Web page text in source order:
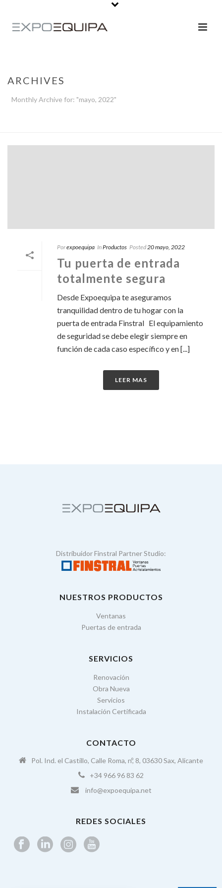
ARCHIVES
Monthly Archive for: "mayo, 2022"
Porexpoequipa InProductos Posted20 mayo, 2022
Tu puerta de entrada
totalmente segura
Desde Expoequipa te aseguramos
tranquilidad dentro de tu hogar con la
puerta de entrada Finstral El equipamiento
de seguridad se debe elegir siempre en
función de cada caso específico y en [...]
LEER MAS
Distribuidor Finstral Partner Studio:
NUESTROS PRODUCTOS
Ventanas
Puertas de entrada
SERVICIOS
Renovación
Obra Nueva
Servicios
Instalación Certificada
CONTACTO
Pol. Ind. el Castillo, Calle Roma, nº, 8, 03630 Sax, Alicante
+34 966 96 83 62
info@expoequipa.net
REDES SOCIALES